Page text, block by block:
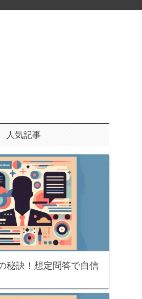
人気記事
秘訣！想定問答で自信